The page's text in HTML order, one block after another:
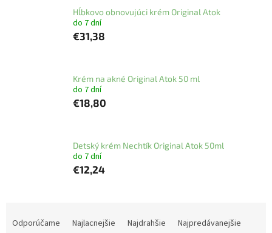
Hĺbkovo obnovujúci krém Original Atok
do 7 dní
€31,38
Krém na akné Original Atok 50 ml
do 7 dní
€18,80
Detský krém Nechtík Original Atok 50ml
do 7 dní
€12,24
Odporúčame Najlacnejšie Najdrahšie
Najpredávanejšie